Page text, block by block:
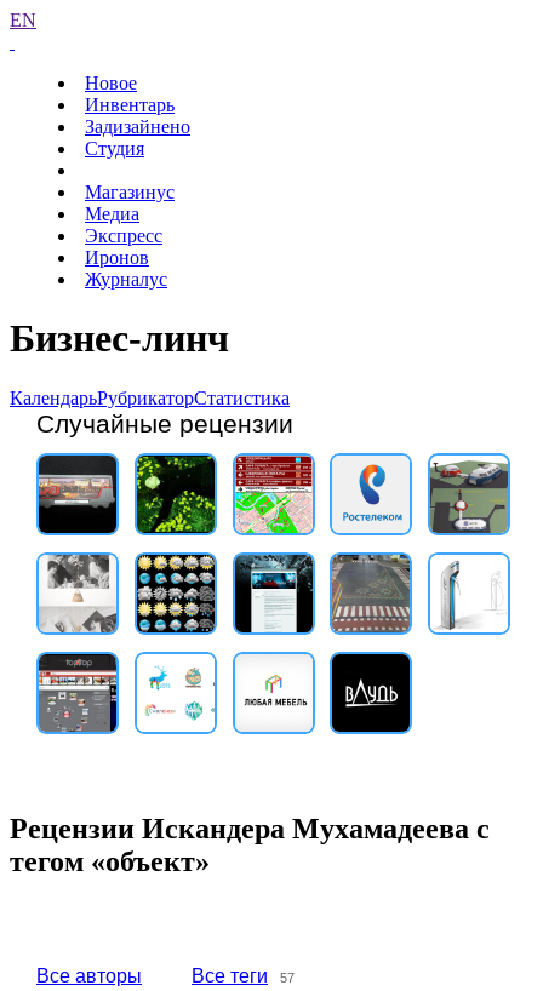
EN
Новое
Инвентарь
Задизайнено
Студия
Магазинус
Медиа
Экспресс
Иронов
Журналус
Бизнес-линч
КалендарьРубрикаторСтатистика
Случайные рецензии
Рецензии Искандера Мухамадеева с
тегом «объект»
Все авторы Все теги 57